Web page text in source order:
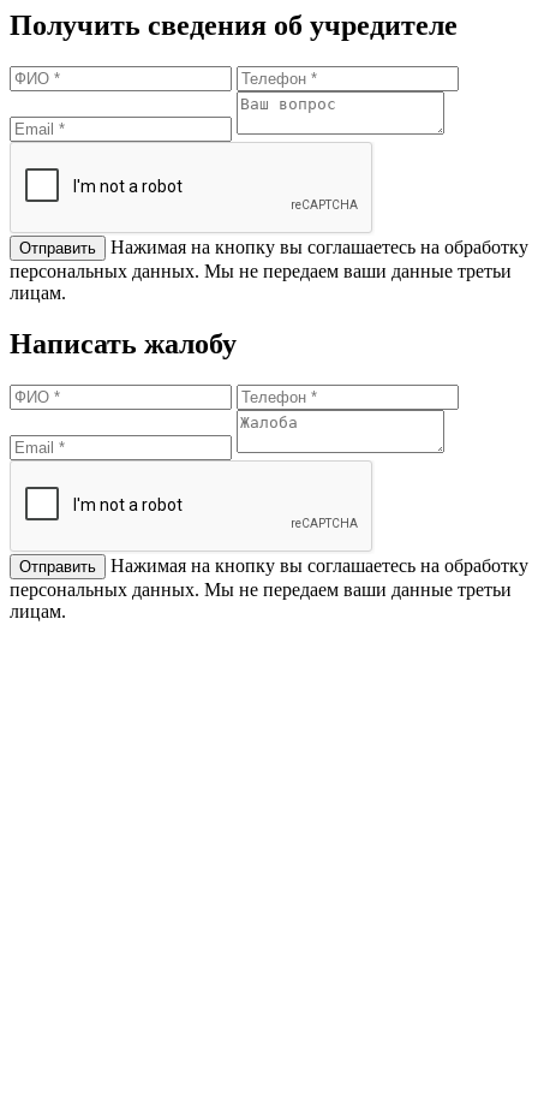
Получить сведения об учредителе
Нажимая на кнопку вы соглашаетесь на обработку
персональных данных. Мы не передаем ваши данные третьи
лицам.
Написать жалобу
Нажимая на кнопку вы соглашаетесь на обработку
персональных данных. Мы не передаем ваши данные третьи
лицам.